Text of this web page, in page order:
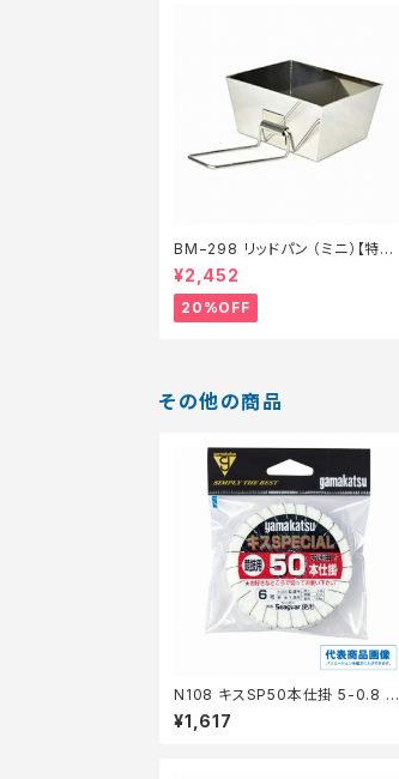
BM−298 リッドパン （ミニ）【特価
装備】【20】
¥2,452
20%OFF
その他の商品
N108 キスSP50本仕掛 5-0.8 茶
【継続セール_仕掛】
¥1,617